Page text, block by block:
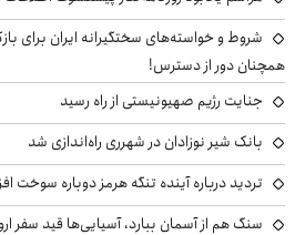
شروط و خواسته‌های سختگیرانه ایران برای
همچنان دور از دسترس!
جنایت رژیم صهیونیستی از راه رسید
بانک شیر نوزادان در شهرری راه‌اندازی شد
تردید درباره آینده تنگه هرمز دوباره
سنگ هم از آسمان ببارد، آسیایی‌ها قید سفر